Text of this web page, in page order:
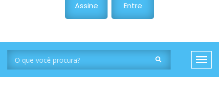
Assine Entre